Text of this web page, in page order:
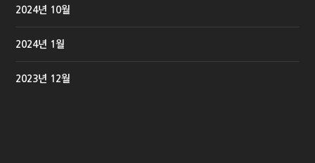
2024년 10월
2024년 1월
2023년 12월